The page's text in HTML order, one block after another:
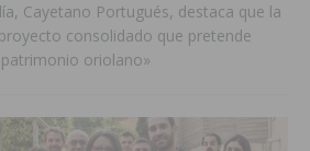
Cayetano Portugués, destaca que la
consolidado que pretende
oriolano»